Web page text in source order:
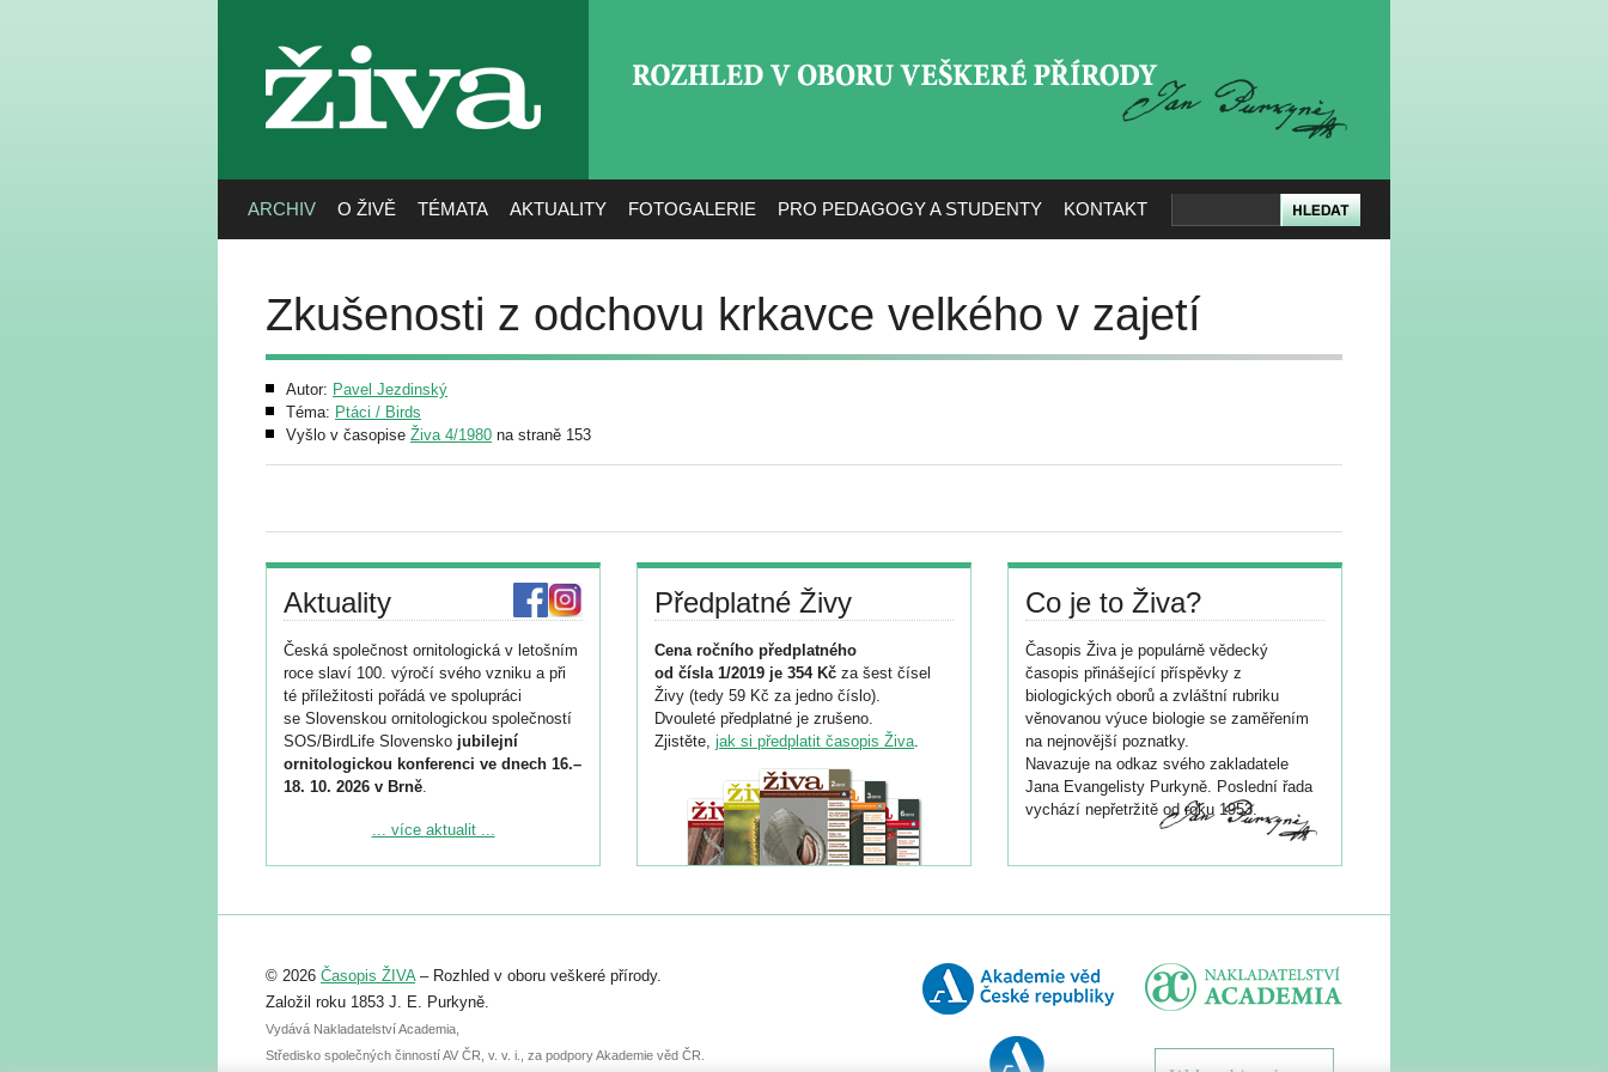
živa
ARCHIV O ŽIVĚ TÉMATA AKTUALITY FOTOGALERIE PRO PEDAGOGY A STUDENTY KONTAKT
Zkušenosti z odchovu krkavce velkého v zajetí
Autor: Pavel Jezdinský
Téma: Ptáci / Birds
Vyšlo v časopise Živa 4/1980 na straně 153
Aktuality
Česká společnost ornitologická v letošním
roce slaví 100. výročí svého vzniku a při
té příležitosti pořádá ve spolupráci
se Slovenskou ornitologickou společností
SOS/BirdLife Slovensko jubilejní
ornitologickou konferenci ve dnech 16.–
18. 10. 2026 v Brně.
Podrobnější informace ke konferenci
Registrovat se můžete do 6. září.
abstraktu přihlášené přednášky nebo
posteru je už 30. června.
... více aktualit ...
Předplatné Živy
Cena ročního předplatného
od čísla 1/2019 je 354 Kč za šest čísel
Živy (tedy 59 Kč za jedno číslo).
Dvouleté předplatné je zrušeno.
Zjistěte, jak si předplatit časopis Živa.
Co je to Živa?
Časopis Živa je populárně vědecký
časopis přinášející příspěvky z
biologických oborů a zvláštní rubriku
věnovanou výuce biologie se zaměřením
na nejnovější poznatky.
Navazuje na odkaz svého zakladatele
Jana Evangelisty Purkyně. Poslední řada
vychází nepřetržitě od roku 1953.
© 2026 Časopis ŽIVA– Rozhled v oboru veškeré přírody.
Založil roku 1853 J. E. Purkyně.
Vydává Nakladatelství Academia,
Středisko společných činností AV ČR, v. v. i., za podpory Akademie věd ČR.